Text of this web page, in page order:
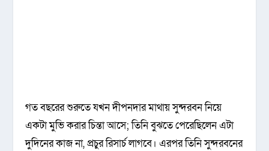
গত বছরের শুরুতে যখন দীপনদার মাথায় সুন্দরবন নিয়ে
একটা মুভি করার চিন্তা আসে; তিনি বুঝতে পেরেছিলেন এটা
দুদিনের কাজ না, প্রচুর রিসার্চ লাগবে। এরপর তিনি সুন্দরবনের